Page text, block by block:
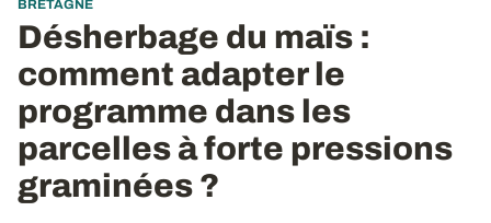
BRETAGNE
Désherbage du maïs :
comment adapter le
programme dans les
parcelles à forte pressions
graminées ?